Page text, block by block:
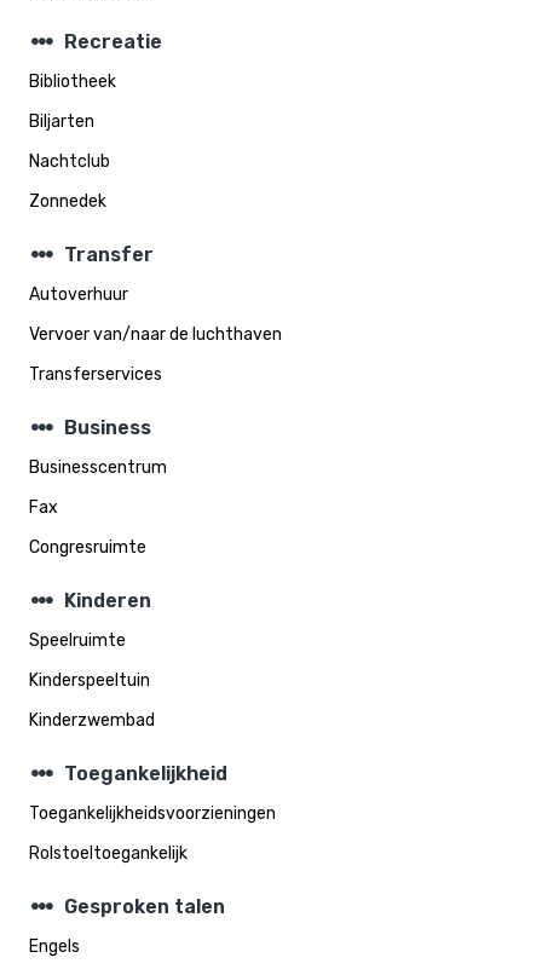
steppers Recreatie
Bibliotheek
Biljarten
Nachtclub
Zonnedek
steppers Transfer
Autoverhuur
Vervoer van/naar de luchthaven
Transferservices
steppers Business
Businesscentrum
Fax
Congresruimte
steppers Kinderen
Speelruimte
Kinderspeeltuin
Kinderzwembad
steppers Toegankelijkheid
Toegankelijkheidsvoorzieningen
Rolstoeltoegankelijk
steppers Gesproken talen
Engels